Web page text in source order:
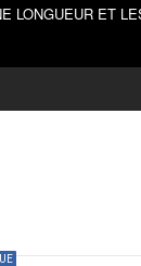
LONGUEUR ET